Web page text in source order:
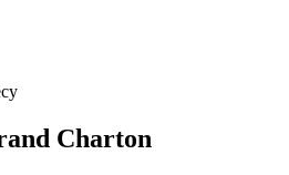
Charton